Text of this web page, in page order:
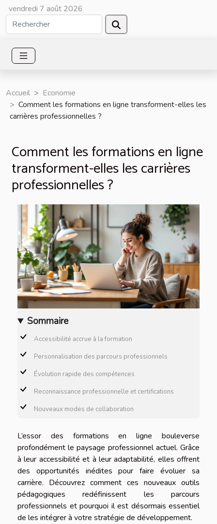
vendredi 7 août 2026
Accueil
Economie
Comment les formations en ligne transforment-elles les
carrières professionnelles ?
Comment les formations en ligne
transforment-elles les carrières
professionnelles ?
Sommaire
Accessibilité accrue à la formation
Personnalisation des parcours professionnels
Évolution rapide des compétences
Reconnaissance professionnelle et certifications
Nouveaux modes de collaboration
L’essor des formations en ligne bouleverse
profondément le paysage professionnel actuel. Grâce
à leur accessibilité et à leur adaptabilité, elles offrent
des opportunités inédites pour faire évoluer sa
carrière. Découvrez comment ces nouveaux outils
pédagogiques redéfinissent les parcours
professionnels et pourquoi il est désormais essentiel
de les intégrer à votre stratégie de développement.